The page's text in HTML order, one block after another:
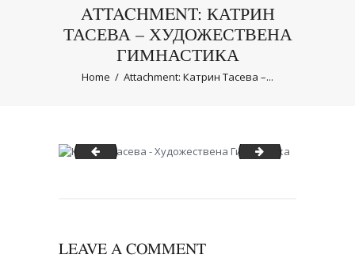
ATTACHMENT: КАТРИН
ТАСЕВА – ХУДОЖЕСТВЕНА
ГИМНАСТИКА
Home Attachment: Катрин Тасева –...
Катрин Тасева - Художествена ГимнастикаКатрин Тасева
LEAVE A COMMENT